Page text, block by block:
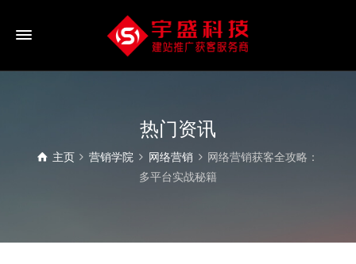
热门资讯
主页 营销学院 网络营销
网络营销获客全攻略：
多平台实战秘籍